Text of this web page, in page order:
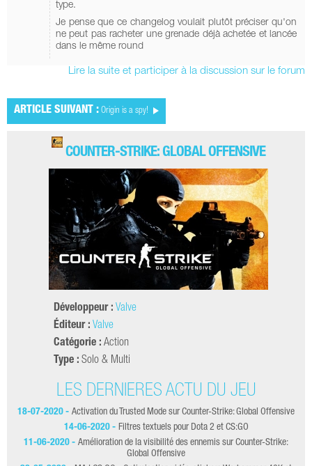
type.
Je pense que ce changelog voulait plutôt préciser qu'on
ne peut pas racheter une grenade déjà achetée et lancée
dans le même round
Lire la suite et participer à la discussion sur le forum
ARTICLE SUIVANT : Origin is a spy!
COUNTER-STRIKE: GLOBAL OFFENSIVE
Développeur : Valve
Éditeur : Valve
Catégorie : Action
Type : Solo & Multi
LES DERNIÈRES ACTU DU JEU
18-07-2020 - Activation du Trusted Mode sur Counter-Strike: Global Offensive
14-06-2020 - Filtres textuels pour Dota 2 et CS:GO
11-06-2020 - Amélioration de la visibilité des ennemis sur Counter-Strike:
Global Offensive